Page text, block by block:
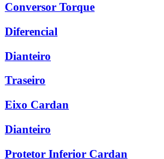
Conversor Torque
Diferencial
Dianteiro
Traseiro
Eixo Cardan
Dianteiro
Protetor Inferior Cardan